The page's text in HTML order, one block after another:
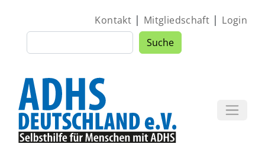
Suche Suche
Kontakt| Mitgliedschaft | Login